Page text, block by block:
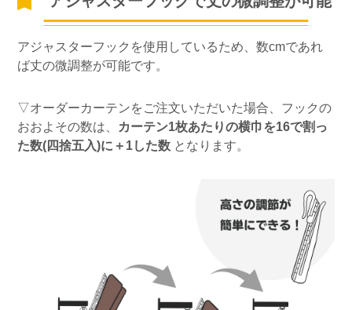
アジャスターフックを使用しているため、数cmであれ
ば丈の微調整が可能です。
▽オーダーカーテンをご注文いただいた場合、フックの
おおよその数は、 カーテン1枚あたりの横巾を16で割っ
た数(四捨五入)に＋1した数 となります。